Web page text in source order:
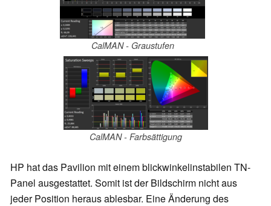
CalMAN - Graustufen
CalMAN - Farbsättigung
HP hat das Pavilion mit einem blickwinkelinstabilen TN-
Panel ausgestattet. Somit ist der Bildschirm nicht aus
jeder Position heraus ablesbar. Eine Änderung des